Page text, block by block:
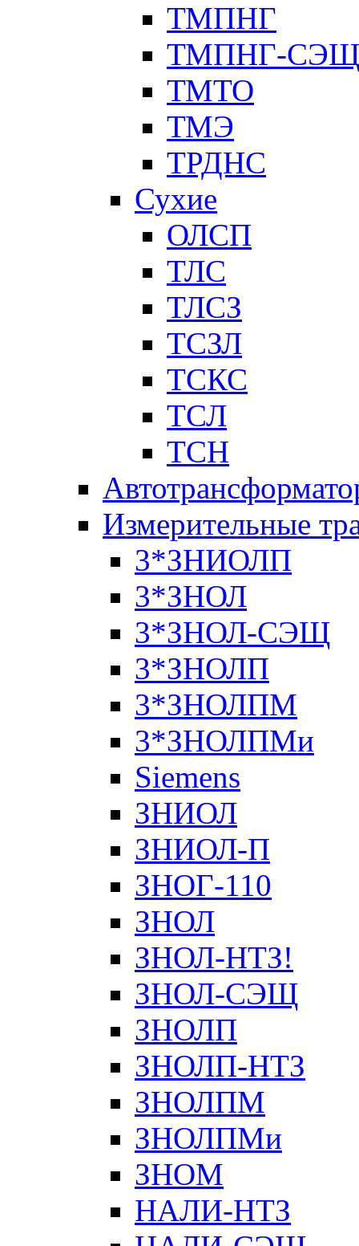
ТМПНГ
ТМПНГ-СЭЩ
ТМТО
ТМЭ
ТРДНС
Сухие
ОЛСП
ТЛС
ТЛСЗ
ТСЗЛ
ТСКС
ТСЛ
ТСН
Измерительные
3*ЗНИОЛП
3*ЗНОЛ
3*ЗНОЛ-СЭЩ
3*ЗНОЛП
3*ЗНОЛПМ
3*ЗНОЛПМи
Siemens
ЗНИОЛ
ЗНИОЛ-П
ЗНОГ-110
ЗНОЛ
ЗНОЛ-НТЗ!
ЗНОЛ-СЭЩ
ЗНОЛП
ЗНОЛП-НТЗ
ЗНОЛПМ
ЗНОЛПМи
ЗНОМ
НАЛИ-НТЗ